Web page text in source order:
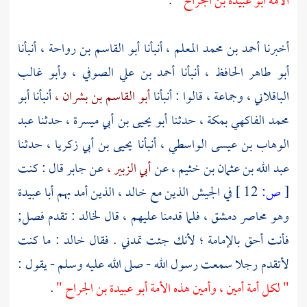
أخبرناأحمد بن محمد المعلم ،أنبأناأبو القاسم بن رواحة ،أنبأنا
أبو طاهر الحافظ ،أنبأنا أحمد بن علي الصوفي ، وأبو غالب
الباقلاني ،وجماعة ، قالوا : أنبأناأبو القاسم بن بشران ،أنبأناأبو
محمد الفاكهيبمكة ،حدثناأبو يحيى بن أبي ميسرة ،حدثناعبد
الوهاب بن عيسى الواسطي ،أنبأنا يحيى بن أبي زكريا ، حدثنا
عبد الله بن عثمان بن خثيم ،عنأبي الزبير ،عنجابرقال : كنت
[ص: في الجيش الذين معخالد ،الذين أمد بهمأبا عبيدة
وهو محاصردمشق ،فلما قدمنا عليهم ، قاللخالد: تقدم فصل;
فأنت أحق بالإمامة ؛ لأنك جئت تمدني . فقال خالد : ما كنت
لأتقدم رجلا سمعت رسول الله - صلى الله عليه وسلم - يقول :
" لكل أمة أمين ، وأمين هذه الأمةأبو عبيدة بن الجراح ".